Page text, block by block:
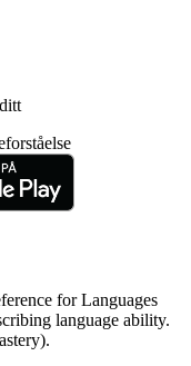
for Languages
language ability.